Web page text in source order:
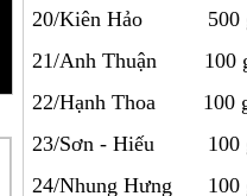
20/Kiên Hảo 500
21/Anh Thuận 100
22/Hạnh Thoa 100
23/Sơn - Hiếu 100
24/Nhung Hưng 100